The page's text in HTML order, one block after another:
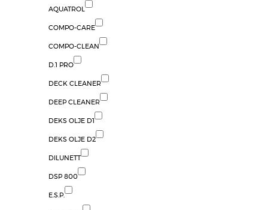
AQUATROL
COMPO-CARE
COMPO-CLEAN
D.1 PRO
DECK CLEANER
DEEP CLEANER
DEKS OLJE D1
DEKS OLJE D2
DILUNETT
DSP 800
E.S.P.